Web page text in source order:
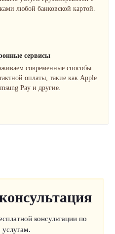
любой банковской картой.
сервисы
современные способы
оплаты, такие как Apple
Pay и другие.
консультации по